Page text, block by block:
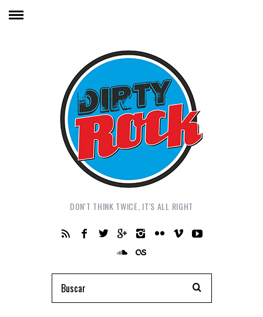
DON'T THINK TWICE, IT'S ALL RIGHT